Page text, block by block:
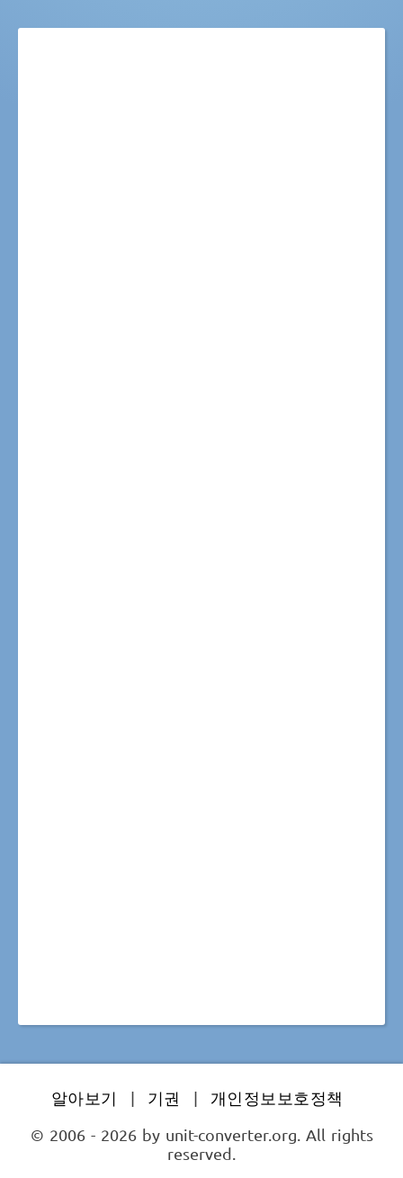
알아보기 | 기권 |
개인정보보호정책
© 2006 - 2026 by unit-converter.org. All rights
reserved.